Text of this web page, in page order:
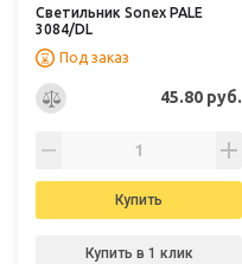
Светильник Sonex PALE
3084/DL
Под заказ
45.80 руб.
Купить
Купить в 1 клик